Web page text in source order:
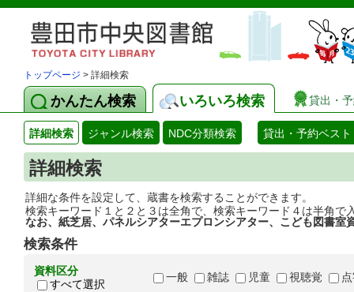
トップページ > 詳細検索
かんたん検索 いろいろ検索 貸出・
詳細検索 ジャンル検索 NDC分類検索 貸出・予約ベスト
詳細検索
詳細な条件を設定して、蔵書を検索することができます。
検索キーワード１と２と３は全角で、検索キーワード４は半角で
なお、紙芝居、パネルシアターエプロンシアター、こども図書室
検索条件
資料区分
すべて選択
一般 雑誌 児童 視聴覚